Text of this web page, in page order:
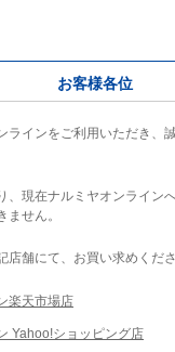
お客様各位
ラインをご利用いただき、
、現在ナルミヤオンライン
ません。
店舗にて、お買い求めくださ
楽天市場店
Yahoo!ショッピング店